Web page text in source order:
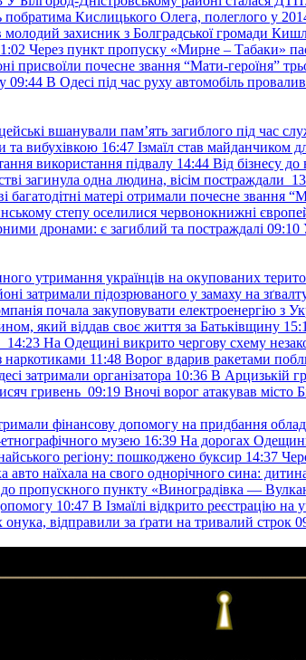
Кислицького Олега, полеглого у
молодий захисник з Болградської громади
Через пункт пропуску «Мирне – Табаки»
присвоїли почесне звання “Мати-героїня”
09:44 В Одесі під час руху автомобіль
вшанували пам’ять загиблого під час
та вибухівкою 16:47 Ізмаїл став майданчиком
використання підвалу 14:44 Від бізнесу
загинула одна людина, вісім постраждали
багатодітні матері отримали почесне звання
степу оселилися червонокнижні
дронами: є загиблий та постраждалі 09:10
утримання українців на окупованих
затримали підозрюваного у замаху на
почала закуповувати електроенергію з
який віддав своє життя за Батьківщину
14:23 На Одещині викрито чергову схему
наркотиками 11:48 Ворог вдарив ракетами
затримали організатора 10:36 В Арцизькій
гривень 09:19 Вночі ворог атакував місто
фінансову допомогу на придбання
музею 16:39 На дорогах
регіону: пошкоджено буксир 14:37
наїхала на свого однорічного сина:
пропускного пункту «Виноградівка —
10:47 В Ізмаїлі відкрито реєстрацію
відправили за ґрати на тривалий строк